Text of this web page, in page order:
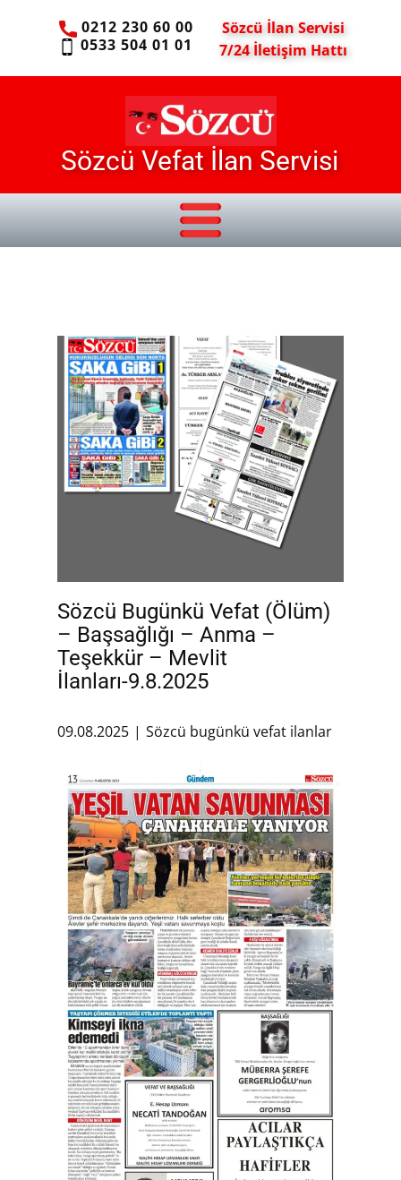
0212 230 60 00
0533 504 01 01
Sözcü İlan Servisi
7/24 İletişim Hattı
Sözcü Vefat İlan Servisi
Sözcü Bugünkü Vefat (Ölüm)
– Başsağlığı – Anma –
Teşekkür – Mevlit
İlanları-9.8.2025
09.08.2025 Sözcü bugünkü vefat ilanlar